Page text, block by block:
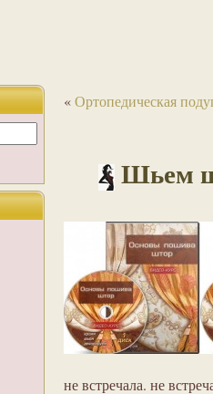
«Ортопедическая
Шьем
не встречала. не